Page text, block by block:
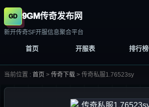
9GM传奇发布网
新开传奇SF开服信息聚合平台
首页 开服表 排行榜
当前位置 : 首页 > 传奇下载 > 传奇私服1.76523sy